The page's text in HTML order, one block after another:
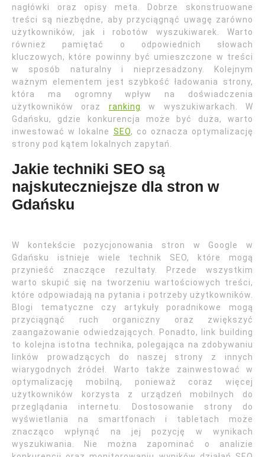
nagłówki oraz opisy meta. Dobrze skonstruowane
treści są niezbędne, aby przyciągnąć uwagę zarówno
użytkowników, jak i robotów wyszukiwarek. Warto
również pamiętać o odpowiednich słowach
kluczowych, które powinny być umieszczone w treści
w sposób naturalny i nieprzesadzony. Kolejnym
ważnym elementem jest szybkość ładowania strony,
która ma ogromny wpływ na doświadczenia
użytkowników oraz ranking
w wyszukiwarkach. W
Gdańsku, gdzie konkurencja może być duża, warto
inwestować w lokalne SEO, co oznacza optymalizację
strony pod kątem lokalnych zapytań.
Jakie techniki SEO są
najskuteczniejsze dla stron w
Gdańsku
W kontekście pozycjonowania stron w Google w
Gdańsku istnieje wiele technik SEO, które mogą
przynieść znaczące rezultaty. Przede wszystkim
warto skupić się na tworzeniu wartościowych treści,
które odpowiadają na pytania i potrzeby użytkowników.
Blogi tematyczne czy artykuły poradnikowe mogą
przyciągnąć ruch organiczny oraz zwiększyć
zaangażowanie odwiedzających. Ponadto, link building
to kolejna istotna technika, polegająca na zdobywaniu
linków prowadzących do naszej strony z innych
wiarygodnych źródeł. Warto także zainwestować w
optymalizację mobilną, ponieważ coraz więcej
użytkowników korzysta z urządzeń mobilnych do
przeglądania internetu. Dostosowanie strony do
wyświetlania na smartfonach i tabletach może
znacząco wpłynąć na jej pozycję w wynikach
wyszukiwania. Nie można zapominać o analizie